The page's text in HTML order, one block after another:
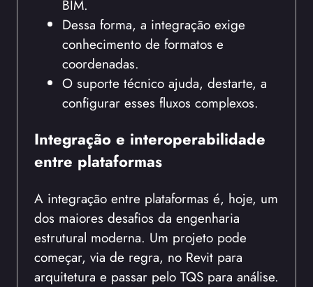
BIM.
Dessa forma, a integração exige
conhecimento de formatos e
coordenadas.
O suporte técnico ajuda, destarte, a
configurar esses fluxos complexos.
Integração e interoperabilidade
entre plataformas
A integração entre plataformas é, hoje, um
dos maiores desafios da engenharia
estrutural moderna. Um projeto pode
começar, via de regra, no Revit para
arquitetura e passar pelo TQS para análise.